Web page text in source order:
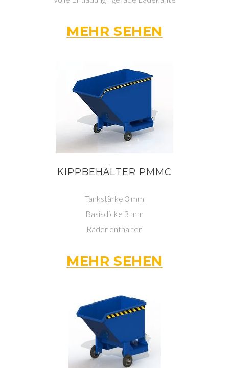
MEHR SEHEN
KIPPBEHÄLTER PMMC
Tankstärke 3 mm
Basisdicke 3 mm
Räder enthalten
MEHR SEHEN